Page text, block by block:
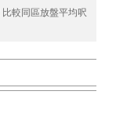
比較同區放盤平均呎